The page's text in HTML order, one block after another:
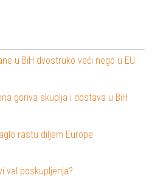
u BiH dvostruko veći nego u EU
goriva skuplja i dostava u BiH
rastu diljem Europe
val poskupljenja?